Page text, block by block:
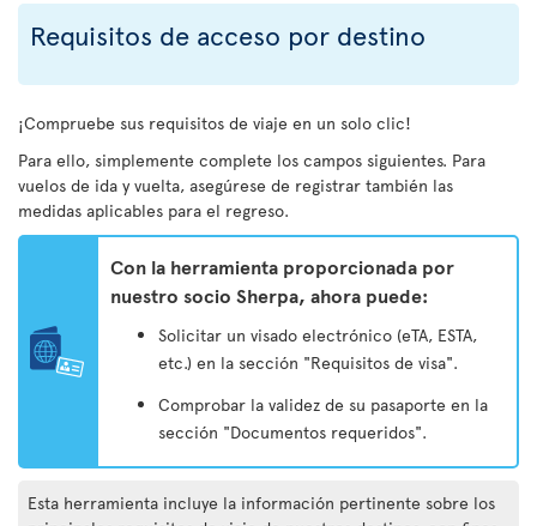
Requisitos de acceso por destino
¡Compruebe sus requisitos de viaje en un solo clic!
Para ello, simplemente complete los campos siguientes. Para
vuelos de ida y vuelta, asegúrese de registrar también las
medidas aplicables para el regreso.
Con la herramienta proporcionada por
nuestro socio Sherpa, ahora puede:
Solicitar un visado electrónico (eTA, ESTA,
etc.) en la sección "Requisitos de visa".
Comprobar la validez de su pasaporte en la
sección "Documentos requeridos".
Esta herramienta incluye la información pertinente sobre los